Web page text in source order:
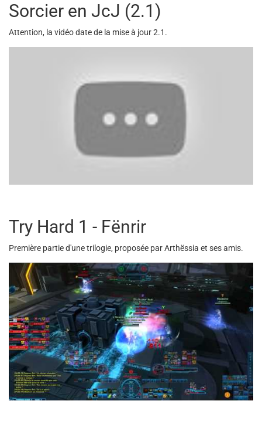
Sorcier en JcJ (2.1)
Attention, la vidéo date de la mise à jour 2.1.
Try Hard 1 - Fënrir
Première partie d'une trilogie, proposée par Arthëssia et ses amis.